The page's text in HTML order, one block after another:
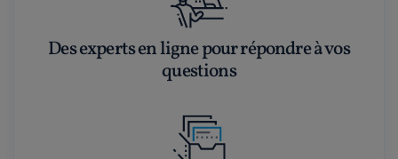
Des experts en ligne pour répondre à vos
questions